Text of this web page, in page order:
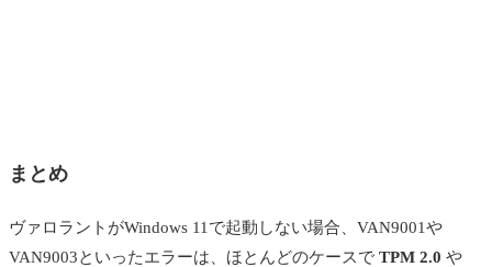
まとめ
ヴァロラントがWindows 11で起動しない場合、VAN9001や
VAN9003といったエラーは、ほとんどのケースで TPM 2.0 や